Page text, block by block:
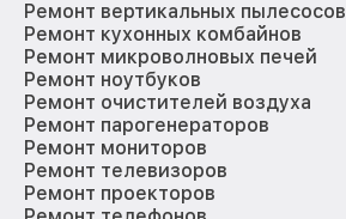
Ремонт вертикальных пылесосов
Ремонт кухонных комбайнов
Ремонт микроволновых печей
Ремонт ноутбуков
Ремонт очистителей воздуха
Ремонт парогенераторов
Ремонт мониторов
Ремонт телевизоров
Ремонт проекторов